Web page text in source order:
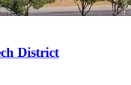
District